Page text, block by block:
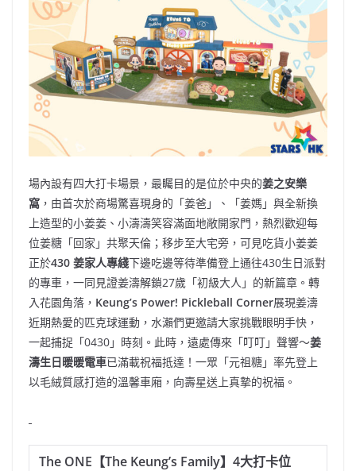
場內設有四大打卡場景，最矚目的是位於中央的姜之安樂
窩 ，由首次於商場驚喜現身的「姜爸」、「姜媽」與全新換
上造型的小姜姜、小濤濤笑容滿面地敞開家門，熱烈歡迎每
位姜糖「回家」共聚天倫；移步至大宅旁，可見吃貨小姜姜
正於430 姜家人專綫下邊吃邊等待準備登上通往430生日派對
的專車，一同見證姜濤解鎖27歲「初級大人」的新篇章。轉
入花園角落， Keung’s Power! Pickleball Corner展現姜濤
近期熱愛的匹克球運動，水瀨們更邀請大家挑戰眼明手快，
一起捕捉「0430」時刻。此時，遠處傳來「叮叮」聲響～姜
濤生日暖暖電車已滿載祝福抵達！一眾「元祖糖」率先登上
以毛絨質感打造的溫馨車廂，向壽星送上真摯的祝福。
The ONE 【The Keung’s Family】 4大打卡位